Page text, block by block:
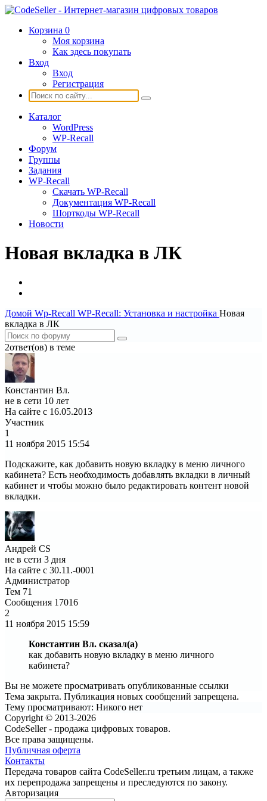
Корзина 0
Моя корзина
Как здесь покупать
Вход
Вход
Регистрация
Каталог
WordPress
WP-Recall
Форум
Группы
Задания
WP-Recall
Скачать WP-Recall
Документация WP-Recall
Шорткоды WP-Recall
Новости
Новая вкладка в ЛК
Домой Wp-Recall WP-Recall: Установка и настройка Новая
вкладка в ЛК
2ответ(ов) в теме
Константин Вл.
не в сети 10 лет
На сайте с 16.05.2013
Участник
1
11 ноября 2015 15:54
Подскажите, как добавить новую вкладку в меню личного
кабинета? Есть необходимость добавлять вкладки в личный
кабинет и чтобы можно было редактировать контент новой
вкладки.
Андрей CS
не в сети 3 дня
На сайте с 30.11.-0001
Администратор
Тем 71
Сообщения 17016
2
11 ноября 2015 15:59
Константин Вл. сказал(а)
как добавить новую вкладку в меню личного
кабинета?
Вы не можете просматривать опубликованные ссылки
Тема закрыта. Публикация новых сообщений запрещена.
Тему просматривают: Никого нет
Copyright © 2013-2026
CodeSeller - продажа цифровых товаров.
Все права защищены.
Публичная оферта
Контакты
Передача товаров сайта CodeSeller.ru третьим лицам, а также
их перепродажа запрещены и преследуются по закону.
Авторизация